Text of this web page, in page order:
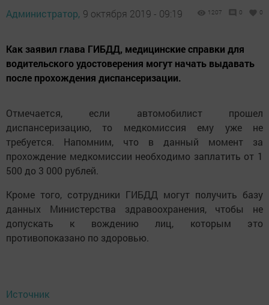
Администратор, 9 октября 2019 - 09:19 1207 0 0
Как заявил глава ГИБДД, медицинские справки для
водительского удостоверения могут начать выдавать
после прохождения диспансеризации.
Отмечается, если автомобилист прошел
диспансеризацию, то медкомиссия ему уже не
требуется. Напомним, что в данный момент за
прохождение медкомиссии необходимо заплатить от 1
500 до 3 000 рублей.
Кроме того, сотрудники ГИБДД могут получить базу
данных Министерства здравоохранения, чтобы не
допускать к вождению лиц, которым это
противопоказано по здоровью.
Источник